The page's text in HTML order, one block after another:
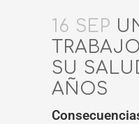
16 SEP
SU
AÑOS